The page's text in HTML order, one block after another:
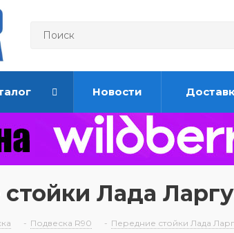
Новости
Лада
- Подвеска R90 - Передние стойки Лада